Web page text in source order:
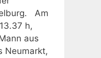
Am
h,
aus
Neumarkt,